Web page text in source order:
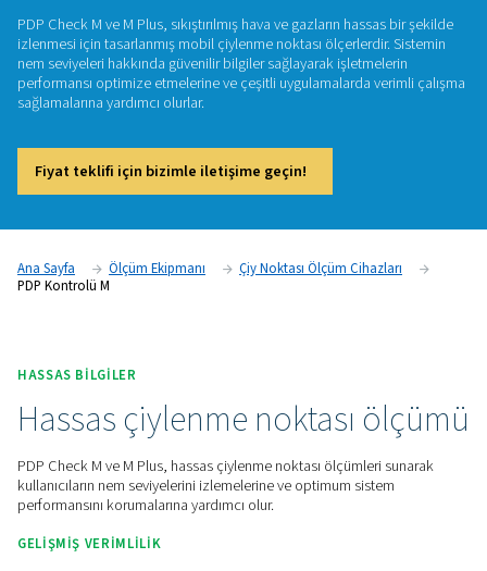
ÇIY NOKTASI ÖLÇÜM CIHAZLARI
PDP Kontrolü M
PDP Check M ve M Plus, sıkıştırılmış hava ve gazların
izlenmesi için tasarlanmış mobil çiylenme noktası
performansı optimize etmelerine ve çeşitli uygulamalarda
Fiyat teklifi için bizimle iletişime geçin!
Ana Sayfa Ölçüm Ekipmanı